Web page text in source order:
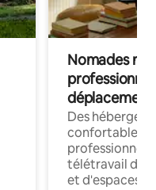
Nomades
déplacement
Des
confortables
professionnels
télétravail
et d'espaces